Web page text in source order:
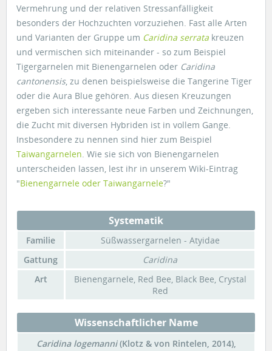
Vermehrung und der relativen Stressanfälligkeit
besonders der Hochzuchten vorzuziehen. Fast alle Arten
und Varianten der Gruppe um Caridina serrata kreuzen
und vermischen sich miteinander - so zum Beispiel
Tigergarnelen mit Bienengarnelen oder Caridina
cantonensis, zu denen beispielsweise die Tangerine Tiger
oder die Aura Blue gehören. Aus diesen Kreuzungen
ergeben sich interessante neue Farben und Zeichnungen,
die Zucht mit diversen Hybriden ist in vollem Gange.
Insbesondere zu nennen sind hier zum Beispiel
Taiwangarnelen . Wie sie sich von Bienengarnelen
unterscheiden lassen, lest ihr in unserem Wiki-Eintrag
"Bienengarnele oder Taiwangarnele?"
Systematik
Familie
Süßwassergarnelen - Atyidae
Gattung
Caridina
Art
Bienengarnele, Red Bee, Black Bee, Crystal
Red
Wissenschaftlicher Name
Caridina logemanni(Klotz & von Rintelen, 2014),